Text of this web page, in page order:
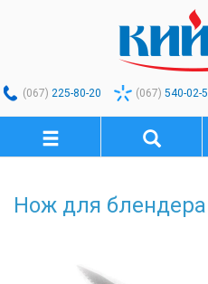
(067) 225-80-20 (067) 540-02-
Нож для блендера